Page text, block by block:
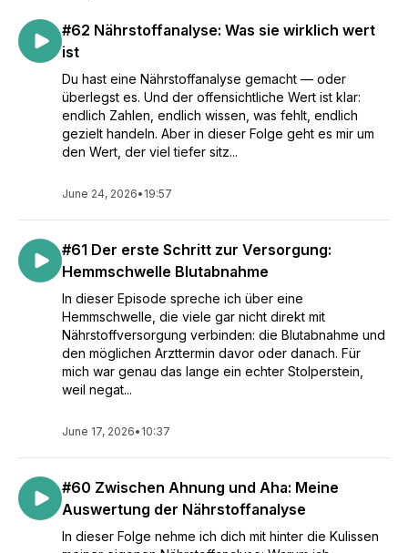
#62 Nährstoffanalyse: Was sie wirklich wert
ist
Du hast eine Nährstoffanalyse gemacht — oder
überlegst es. Und der offensichtliche Wert ist klar:
endlich Zahlen, endlich wissen, was fehlt, endlich
gezielt handeln. Aber in dieser Folge geht es mir um
den Wert, der viel tiefer sitz...
June 24, 2026• 19:57
#61 Der erste Schritt zur Versorgung:
Hemmschwelle Blutabnahme
In dieser Episode spreche ich über eine
Hemmschwelle, die viele gar nicht direkt mit
Nährstoffversorgung verbinden: die Blutabnahme und
den möglichen Arzttermin davor oder danach. Für
mich war genau das lange ein echter Stolperstein,
weil negat...
June 17, 2026• 10:37
#60 Zwischen Ahnung und Aha: Meine
Auswertung der Nährstoffanalyse
In dieser Folge nehme ich dich mit hinter die Kulissen